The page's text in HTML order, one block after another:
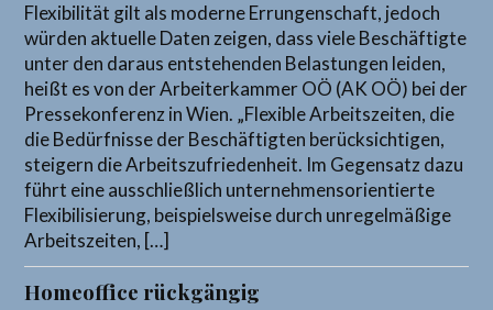
Flexibilität gilt als moderne Errungenschaft, jedoch
würden aktuelle Daten zeigen, dass viele Beschäftigte
unter den daraus entstehenden Belastungen leiden,
heißt es von der Arbeiterkammer OÖ (AK OÖ) bei der
Pressekonferenz in Wien. „Flexible Arbeitszeiten, die
die Bedürfnisse der Beschäftigten berücksichtigen,
steigern die Arbeitszufriedenheit. Im Gegensatz dazu
führt eine ausschließlich unternehmensorientierte
Flexibilisierung, beispielsweise durch unregelmäßige
Arbeitszeiten, […]
Homeoffice rückgängig